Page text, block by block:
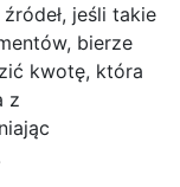
jeśli takie
bierze
kwotę, która
z